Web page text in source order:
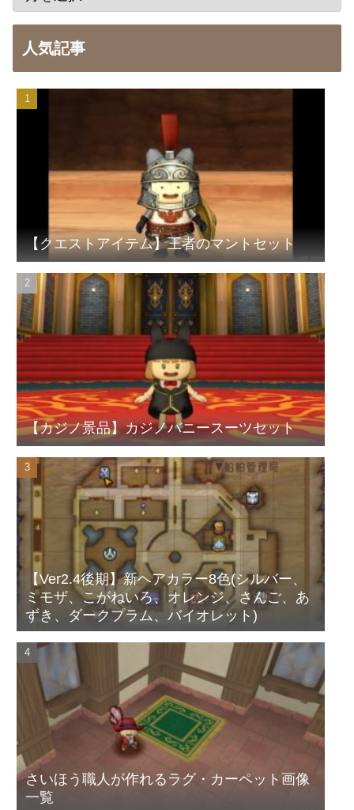
人気記事
【クエストアイテム】王者のマントセット
【カジノ景品】カジノバニースーツセット
【Ver2.4後期】新ヘアカラー8色(シルバー、
ミモザ、こがねいろ、オレンジ、さんご、あ
ずき、ダークプラム、バイオレット)
さいほう職人が作れるラグ・カーペット画像
一覧